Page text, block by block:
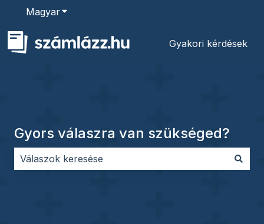
MagyarAlmenü megjelenítése fordításokhoz
Gyakori kérdések
Gyors válaszra van szükséged?